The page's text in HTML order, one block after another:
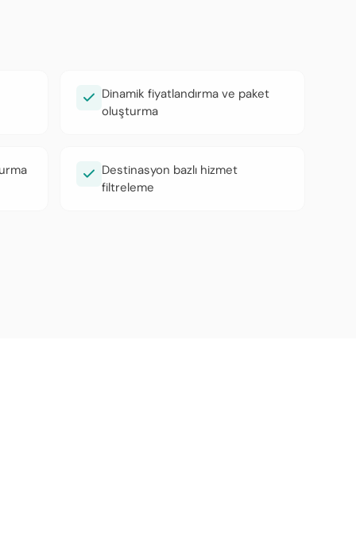
Dinamik fiyatlandırma ve paket
oluşturma
Destinasyon bazlı hizmet
filtreleme